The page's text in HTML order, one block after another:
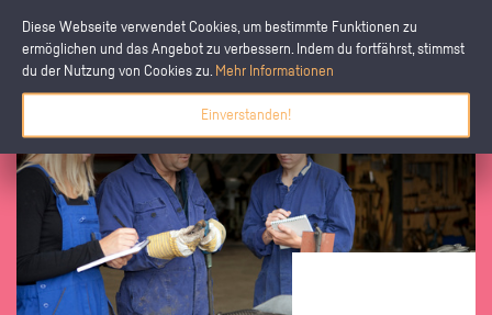
Diese Webseite verwendet Cookies, um bestimmte Funktionen zu
ermöglichen und das Angebot zu verbessern. Indem du fortfährst, stimmst
du der Nutzung von Cookies zu. Mehr Informationen
Einverstanden!